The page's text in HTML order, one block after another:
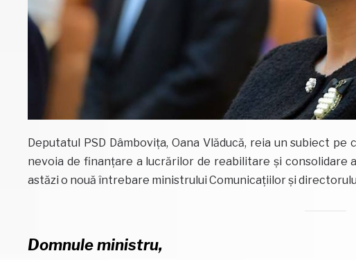
Deputatul PSD Dâmbovița, Oana Vlăducă, reia un subiect
nevoia de finanțare a lucrărilor de reabilitare și consolidare
astăzi o nouă întrebare ministrului Comunicațiilor și
Domnule ministru,